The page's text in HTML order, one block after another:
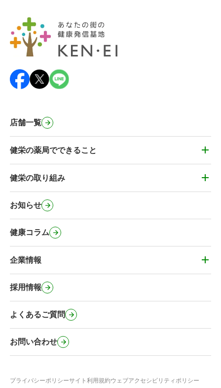
店舗一覧
健栄の薬局でできること
かかりつけ薬剤師・健康&お薬相談
薬剤師の在宅訪問
処方箋事前送信サービス
オンライン服薬指導・電子サービス
健栄の取り組み
健栄のカフェ
健栄のコミュニティ施設
健栄の社会に対する取り組み
お知らせ
健康コラム
企業情報
事業内容・健栄の特徴
会社概要・沿革
行動計画
採用情報
よくあるご質問
お問い合わせ
プライバシーポリシーサイト利用規約ウェブアクセシビリティポリシー